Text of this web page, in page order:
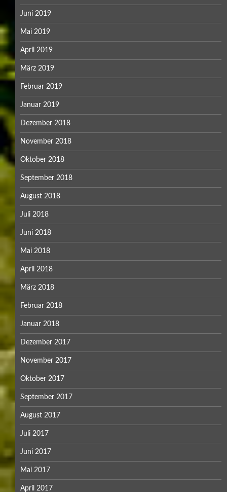
Juni 2019
Mai 2019
April 2019
März 2019
Februar 2019
Januar 2019
Dezember 2018
November 2018
Oktober 2018
September 2018
August 2018
Juli 2018
Juni 2018
Mai 2018
April 2018
März 2018
Februar 2018
Januar 2018
Dezember 2017
November 2017
Oktober 2017
September 2017
August 2017
Juli 2017
Juni 2017
Mai 2017
April 2017